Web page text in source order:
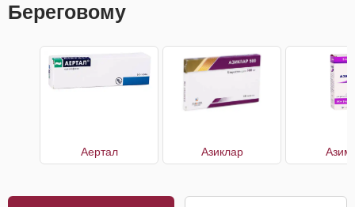
Береговому
Аертал Азиклар